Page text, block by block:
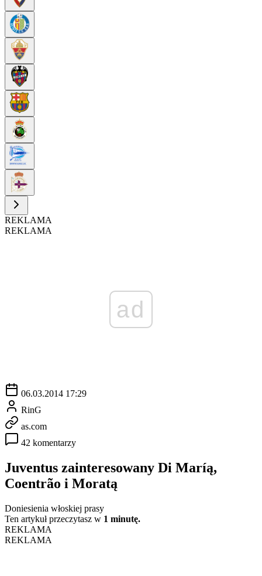
REKLAMA
REKLAMA
ad
06.03.2014 17:29
RinG
as.com
42 komentarzy
Juventus zainteresowany Di Maríą,
Coentrão i Moratą
Doniesienia włoskiej prasy
Ten artykuł przeczytasz w 1 minutę.
REKLAMA
REKLAMA